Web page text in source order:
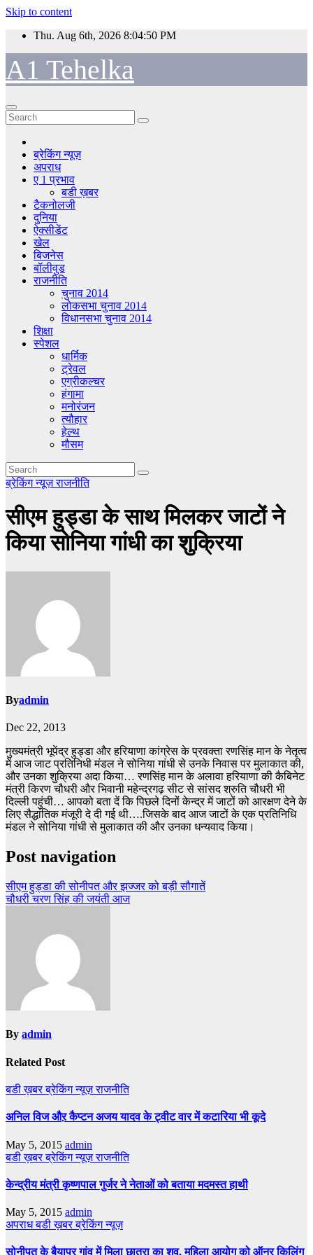
Skip to content
Thu. Aug 6th, 2026 8:04:50 PM
A1 Tehelka
ब्रेकिंग न्यूज़
अपराध
ए 1 प्रभाव
बडी ख़बर
टैकनोलजी
दुनिया
ऐक्सीडेंट
खेल
बिजनेस
बॉलीवुड
राजनीति
चुनाव 2014
लोकसभा चुनाव 2014
विधानसभा चुनाव 2014
शिक्षा
स्पेशल
धार्मिक
ट्रेवल
एग्रीकल्चर
हंगामा
मनोरंजन
त्यौहार
हेल्थ
मौसम
ब्रेकिंग न्यूज़राजनीति
सीएम हुड्डा के साथ मिलकर जाटों ने
किया सोनिया गांधी का शुक्रिया
Byadmin
Dec 22, 2013
मुख्यमंत्री भूपेंद्र हुड्डा और हरियाणा कांग्रेस के प्रवक्ता रणसिंह मान के नेतृत्व
में आज जाट प्रतिनिधी मंडल ने सोनिया गांधी से उनके निवास पर मुलाकात की,
और उनका शुक्रिया अदा किया… रणसिंह मान के अलावा हरियाणा की कैबिनेट
मंत्री किरण चौधरी और भिवानी महेन्द्रगढ़ सीट से सांसद श्रुति चौधरी भी
दिल्ली पहुंची… आपको बता दें कि पिछले दिनों केन्द्र में जाटों को आरक्षण देने के
लिए सैद्धांतिक मंजूरी दे दी गई थी….जिसके बाद आज जाटों के एक प्रतिनिधि
मंडल ने सोनिया गांधी से मुलाकात की और उनका धन्यवाद किया।
Post navigation
सीएम हुड्डा की सोनीपत और झज्जर को बड़ी सौगातें
चौधरी चरण सिंह की जयंती आज
By admin
Related Post
बडी ख़बरब्रेकिंग न्यूज़राजनीति
अनिल विज औऱ कैप्टन अजय यादव के ट्वीट वार में कटारिया भी कूदे
May 5, 2015 admin
बडी ख़बरब्रेकिंग न्यूज़राजनीति
केन्द्रीय मंत्री कृष्णपाल गुर्जर ने नेताओं को बताया मदमस्त हाथी
May 5, 2015 admin
अपराधबडी ख़बरब्रेकिंग न्यूज़
सोनीपत के बैयापुर गांव में मिला छात्रा का शव, महिला आयोग को ऑनर किलिंग